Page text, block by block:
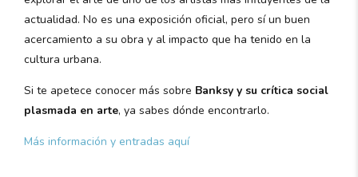
actualidad. No es una exposición oficial, pero sí un buen
acercamiento a su obra y al impacto que ha tenido en la
cultura urbana.
Si te apetece conocer más sobre Banksy y su crítica social
plasmada en arte, ya sabes dónde encontrarlo.
Más información y entradas aquí